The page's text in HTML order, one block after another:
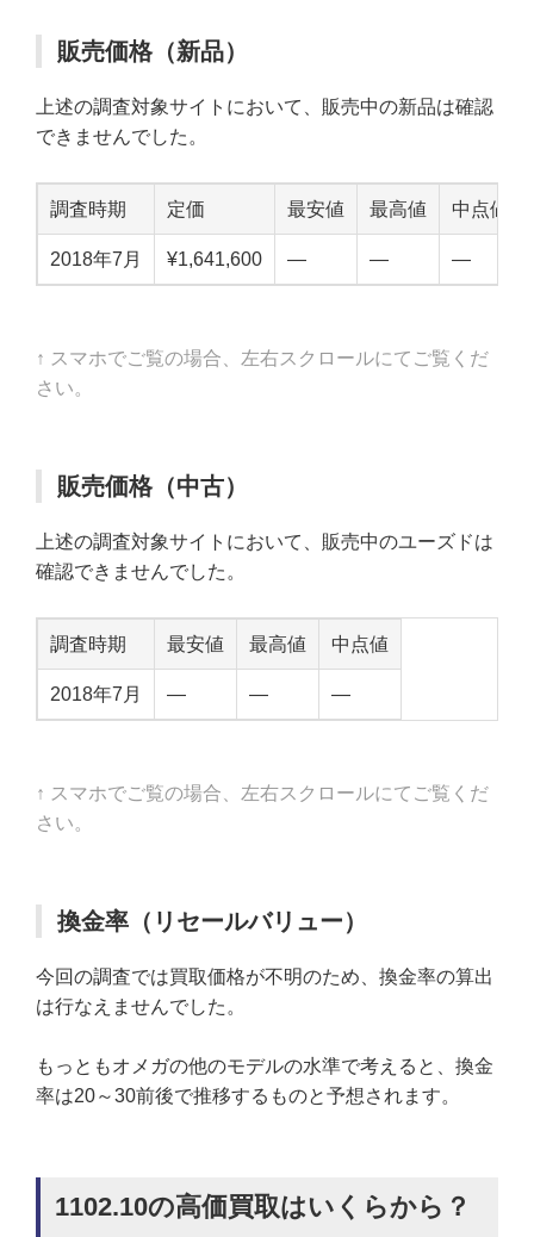
販売価格（新品）
上述の調査対象サイトにおいて、販売中の新品は確認
できませんでした。
調査時期 定価 最安値 最高値 中点値
2018年7月 ¥1,641,600 — — —
↑ スマホでご覧の場合、左右スクロールにてご覧くだ
さい。
販売価格（中古）
上述の調査対象サイトにおいて、販売中のユーズドは
確認できませんでした。
調査時期 最安値 最高値 中点値
2018年7月 — — —
↑ スマホでご覧の場合、左右スクロールにてご覧くだ
さい。
換金率（リセールバリュー）
今回の調査では買取価格が不明のため、換金率の算出
は行なえませんでした。
もっともオメガの他のモデルの水準で考えると、換金
率は20～30前後で推移するものと予想されます。
1102.10の高価買取はいくらから？